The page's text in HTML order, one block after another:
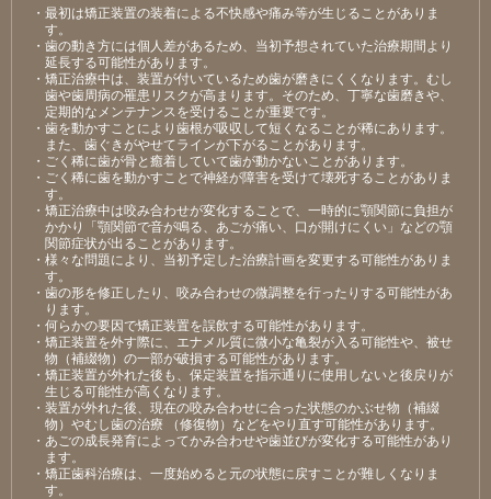
・最初は矯正装置の装着による不快感や痛み等が生じることがありま
す。
・歯の動き方には個人差があるため、当初予想されていた治療期間より
延長する可能性があります。
・矯正治療中は、装置が付いているため歯が磨きにくくなります。むし
歯や歯周病の罹患リスクが高まります。そのため、丁寧な歯磨きや、
定期的なメンテナンスを受けることが重要です。
・歯を動かすことにより歯根が吸収して短くなることが稀にあります。
また、歯ぐきがやせてラインが下がることがあります。
・ごく稀に歯が骨と癒着していて歯が動かないことがあります。
・ごく稀に歯を動かすことで神経が障害を受けて壊死することがありま
す。
・矯正治療中は咬み合わせが変化することで、一時的に顎関節に負担が
かかり「顎関節で音が鳴る、あごが痛い、口が開けにくい」などの顎
関節症状が出ることがあります。
・様々な問題により、当初予定した治療計画を変更する可能性がありま
す。
・歯の形を修正したり、咬み合わせの微調整を行ったりする可能性があ
ります。
・何らかの要因で矯正装置を誤飲する可能性があります。
・矯正装置を外す際に、エナメル質に微小な亀裂が入る可能性や、被せ
物（補綴物）の一部が破損する可能性があります。
・矯正装置が外れた後も、保定装置を指示通りに使用しないと後戻りが
生じる可能性が高くなります。
・装置が外れた後、現在の咬み合わせに合った状態のかぶせ物（補綴
物）やむし歯の治療 （修復物）などをやり直す可能性があります。
・あごの成長発育によってかみ合わせや歯並びが変化する可能性があり
ます。
・矯正歯科治療は、一度始めると元の状態に戻すことが難しくなりま
す。